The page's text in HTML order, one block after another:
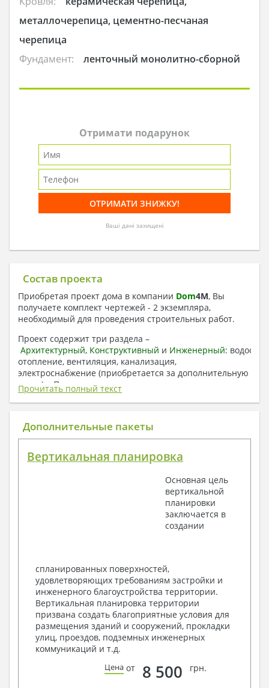
металлочерепица, цементно-песчаная
черепица
Фундамент:
ленточный монолитно-сборной
Отримати подарунок
Ваші дані захищені
Состав проекта
Приобретая проект дома в компании Dom4M, Вы
получаете комплект чертежей - 2 экземпляра,
необходимый для проведения строительных работ.
Проект содержит три раздела –
Архитектурный, Конструктивный и Инженерный:
отопление, вентиляция, канализация,
электроснабжение (приобретается за дополнительную
плату) + Пояснительная записка.
1. Архитектурный раздел:
Общие данные по проекту
Поэтажные маркировочные планы с
Разрезы и состав конструкций
Фасады с ведомостью внешних отделок
Элементы проемов – спецификация
Ведомость перемычек – сечения и
Архитектурные узлы в конструкциях
2. Конструктивный раздел:
Общие данные по проекту
Схемы расположения и расчеты фундаментов
Элементы каркаса – схемы расположения
Схема расположения перекрытий
Опоры перекрытия на стены или Узлы
Элементы кровли – схемы расположения
Прочитать полный текст
Дополнительные пакеты
Вертикальная планировка
Основная цель
вертикальной
планировки
заключается в
создании
спланированных поверхностей,
удовлетворяющих требованиям застройки и
инженерного благоустройства территории.
Вертикальная планировка территории
призвана создать благоприятные условия для
размещения зданий и сооружений, прокладки
улиц, проездов, подземных инженерных
коммуникаций и т.д.
Цена от 8 500 грн.